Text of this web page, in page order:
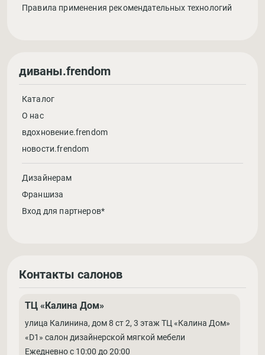
Правила применения рекомендательных технологий
диваны.frendom
Каталог
О нас
вдохновение.frendom
новости.frendom
Дизайнерам
Франшиза
Вход для партнеров*
Контакты салонов
ТЦ «Калина Дом»
улица Калинина, дом 8 ст 2, 3 этаж ТЦ «Калина Дом»
«D1» салон дизайнерской мягкой мебели
Ежедневно с 10:00 до 20:00